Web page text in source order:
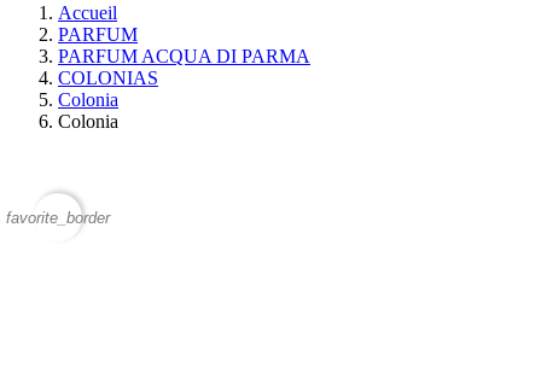
Accueil
PARFUM
PARFUM ACQUA DI PARMA
COLONIAS
Colonia
Colonia
favorite_border